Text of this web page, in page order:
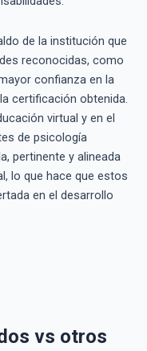
de la institución que
reconocidas, como
confianza en la
certificación obtenida.
virtual y en el
de psicología
pertinente y alineada
lo que hace que estos
en el desarrollo
vs otros